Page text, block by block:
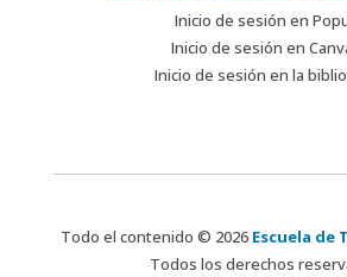
Inicio de sesión en
Inicio de sesión en
Inicio de sesión en la
Todo el contenido © 2026 Escuela de
Todos los derechos